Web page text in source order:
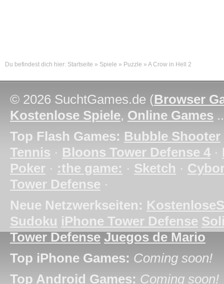
Du befindest dich hier: Startseite » Spiele » Puzzle » A Crow in Hell 2
© 2026 SuchtGames.de (Browser
Kostenlose Spiele, Online Games
Top Flash Games: Bubble Shooter
Tennis · Bloons Tower Defense 4 ·
Poker · :the game: · Sketch ·
Tower Defense ·
Neue Netzwerkseiten:
Sudoku iPhone Tower Defense
Tower Defense Juegos de Mario
Top iPhone Games: Coming soon!
Top Android Games: Coming soon!